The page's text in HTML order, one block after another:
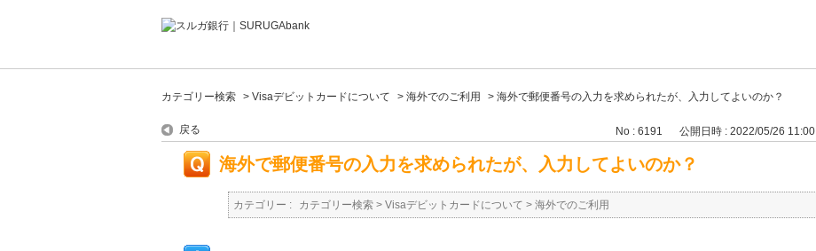
カテゴリー検索 > Visaデビットカードについて > 海外でのご利用 > 海外で郵便番号の入力を求められたが、入力してよいのか？
戻る No : 6191 公開日時 : 2022/05/26 11:00
海外で郵便番号の入力を求められたが、入力してよいのか？
カテゴリー : カテゴリー検索 > Visaデビットカードについて > 海外でのご利用